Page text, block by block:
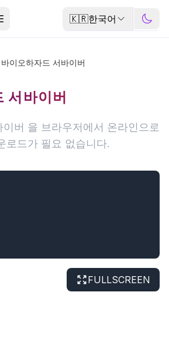
🇰🇷한국어
바이오하자드 서바이버
서바이버
버 을 브라우저에서 온라인으로
로드가 필요 없습니다.
FULLSCREEN